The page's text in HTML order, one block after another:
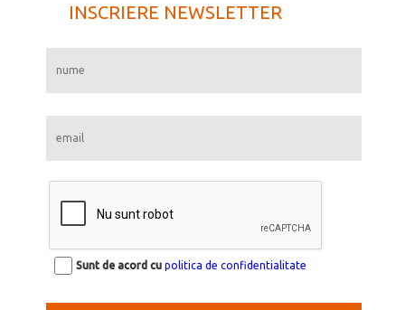
INSCRIERE NEWSLETTER
Sunt de acord cu politica de confidentialitate